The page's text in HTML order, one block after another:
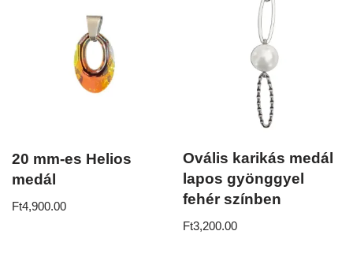
20 mm-es Helios
medál
Ft4,900.00
Ovális karikás medál
lapos gyönggyel
fehér színben
Ft3,200.00